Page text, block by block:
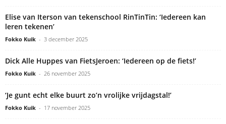
Elise van Iterson van tekenschool RinTinTin: ‘Iedereen kan
leren tekenen’
Fokko Kuik - 3 december 2025
Dick Alle Huppes van FietsJeroen: ‘Iedereen op de fiets!’
Fokko Kuik - 26 november 2025
‘Je gunt echt elke buurt zo’n vrolijke vrijdagstal!’
Fokko Kuik - 17 november 2025